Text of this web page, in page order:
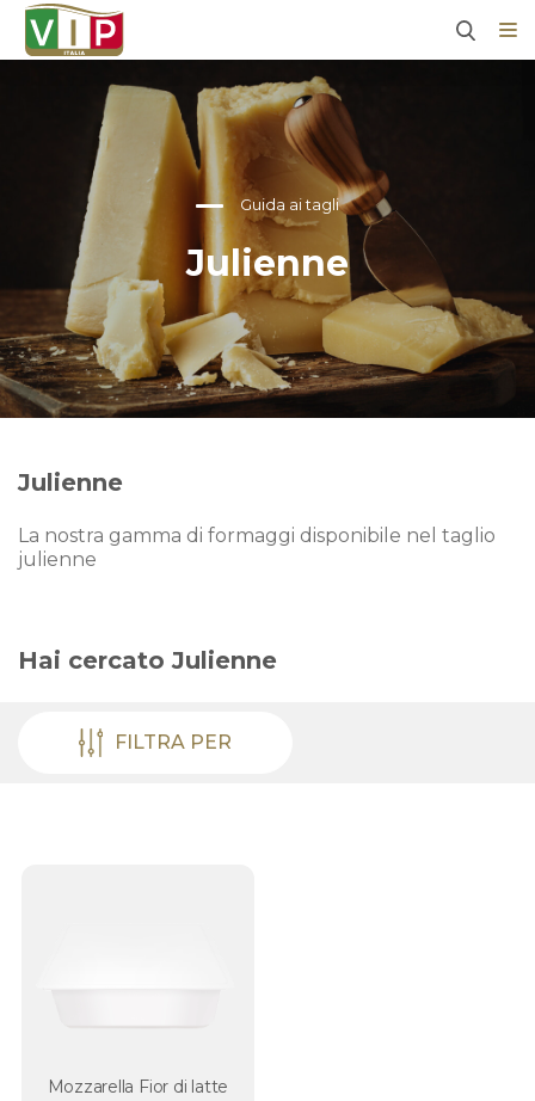
Julienne
Guida ai tagli
Julienne
La nostra gamma di formaggi disponibile nel taglio
julienne
Hai cercato Julienne
FILTRA PER
Mozzarella Fior di latte